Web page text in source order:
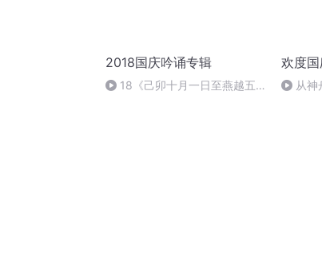
2018国庆吟诵专辑
18《己卯十月一日至燕越五
欢度
从神